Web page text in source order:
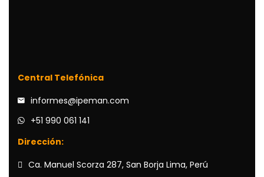
Central Telefónica
informes@ipeman.com
+51 990 061 141
Dirección:
Ca. Manuel Scorza 287, San Borja Lima, Perú